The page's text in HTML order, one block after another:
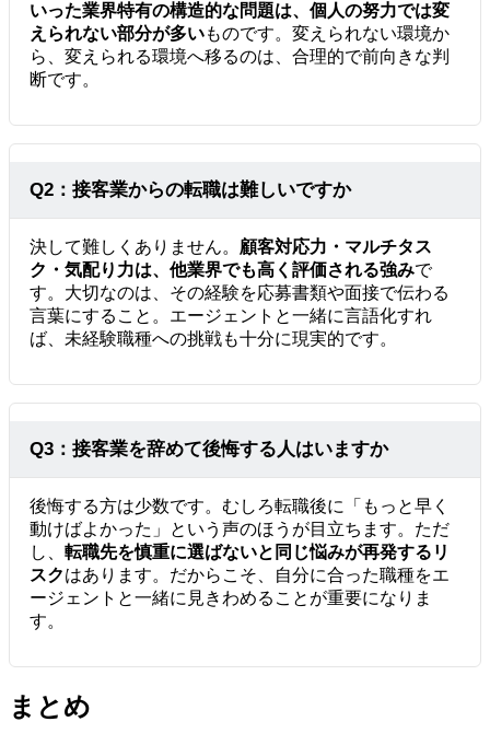
いった業界特有の構造的な問題は、個人の努力では変
えられない部分が多いものです。変えられない環境か
ら、変えられる環境へ移るのは、合理的で前向きな判
断です。
Q2：接客業からの転職は難しいですか
決して難しくありません。 顧客対応力・マルチタス
ク・気配り力は、他業界でも高く評価される強みで
す。大切なのは、その経験を応募書類や面接で伝わる
言葉にすること。エージェントと一緒に言語化すれ
ば、未経験職種への挑戦も十分に現実的です。
Q3：接客業を辞めて後悔する人はいますか
後悔する方は少数です。むしろ転職後に「もっと早く
動けばよかった」という声のほうが目立ちます。ただ
し、 転職先を慎重に選ばないと同じ悩みが再発するリ
スクはあります。だからこそ、自分に合った職種をエ
ージェントと一緒に見きわめることが重要になりま
す。
まとめ